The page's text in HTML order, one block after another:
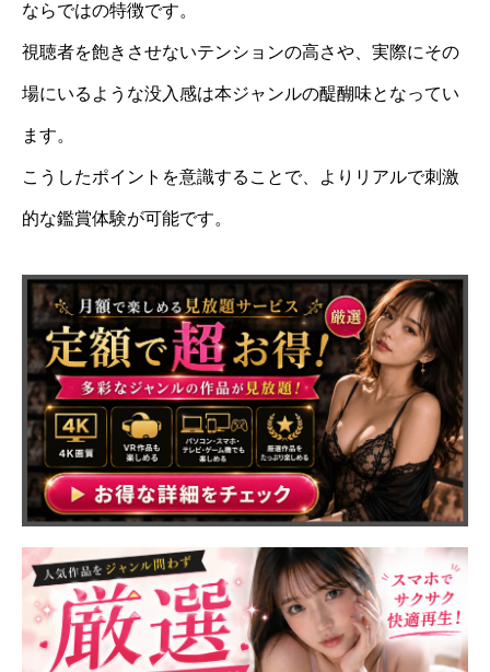
ならではの特徴です。
視聴者を飽きさせないテンションの高さや、実際にその
場にいるような没入感は本ジャンルの醍醐味となってい
ます。
こうしたポイントを意識することで、よりリアルで刺激
的な鑑賞体験が可能です。